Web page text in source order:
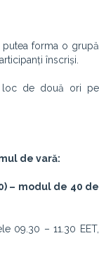
putea forma o grupă
înscriși.
loc de două ori pe
de vară:
– modul de 40 de
09.30 – 11.30 EET,